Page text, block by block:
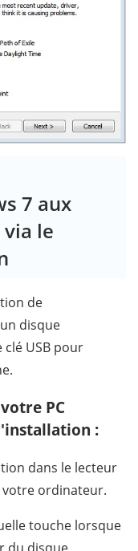
7 aux
le
de
disque
USB pour
PC
:
dans le lecteur
votre ordinateur.
touche lorsque